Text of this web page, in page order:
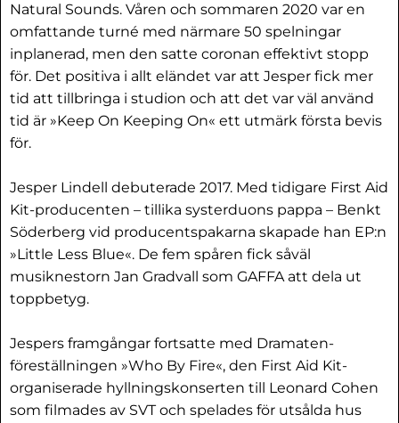
Natural Sounds. Våren och sommaren 2020 var en
omfattande turné med närmare 50 spelningar
inplanerad, men den satte coronan effektivt stopp
för. Det positiva i allt eländet var att Jesper fick mer
tid att tillbringa i studion och att det var väl använd
tid är »Keep On Keeping On« ett utmärk första bevis
för.
Jesper Lindell debuterade 2017. Med tidigare First Aid
Kit-producenten – tillika systerduons pappa – Benkt
Söderberg vid producentspakarna skapade han EP:n
»Little Less Blue«. De fem spåren fick såväl
musiknestorn Jan Gradvall som GAFFA att dela ut
toppbetyg.
Jespers framgångar fortsatte med Dramaten-
föreställningen »Who By Fire«, den First Aid Kit-
organiserade hyllningskonserten till Leonard Cohen
som filmades av SVT och spelades för utsålda hus